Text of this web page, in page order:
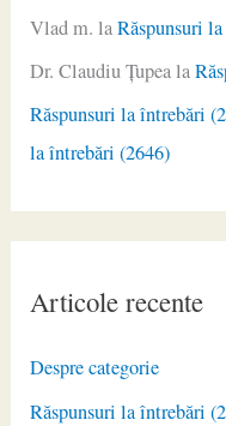
Vlad m. laRăspunsuri
Dr. Claudiu Ţupeala
Răspunsuri la întrebări
la întrebări (2646)
Articole recente
Despre categorie
Răspunsuri la întrebări